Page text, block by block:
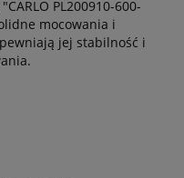
"CARLO PL200910-600-
mocowania i
jej stabilność i